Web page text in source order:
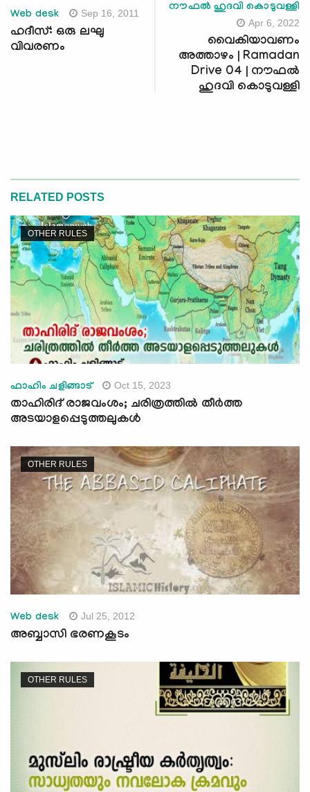
Web desk Sep 16, 2011
ഹദീസ്: ഒരു ലഘു
വിവരണം
നൗഫൽ ഹുദവി കൊടുവള്ളി
Apr 6, 2022
വൈകിയാവണം
അത്താഴം | Ramadan
Drive 04 | നൗഫൽ
ഹുദവി കൊടുവള്ളി
RELATED POSTS
OTHER RULES
ഫാഹിം ചളിങ്ങാട് Oct 15, 2023
താഹിരിദ് രാജവംശം; ചരിത്രത്തില്‍ തീര്‍ത്ത
അടയാളപ്പെടുത്തലുകള്‍
OTHER RULES
Web desk Jul 25, 2012
അബ്ബാസി ഭരണകൂടം
OTHER RULES